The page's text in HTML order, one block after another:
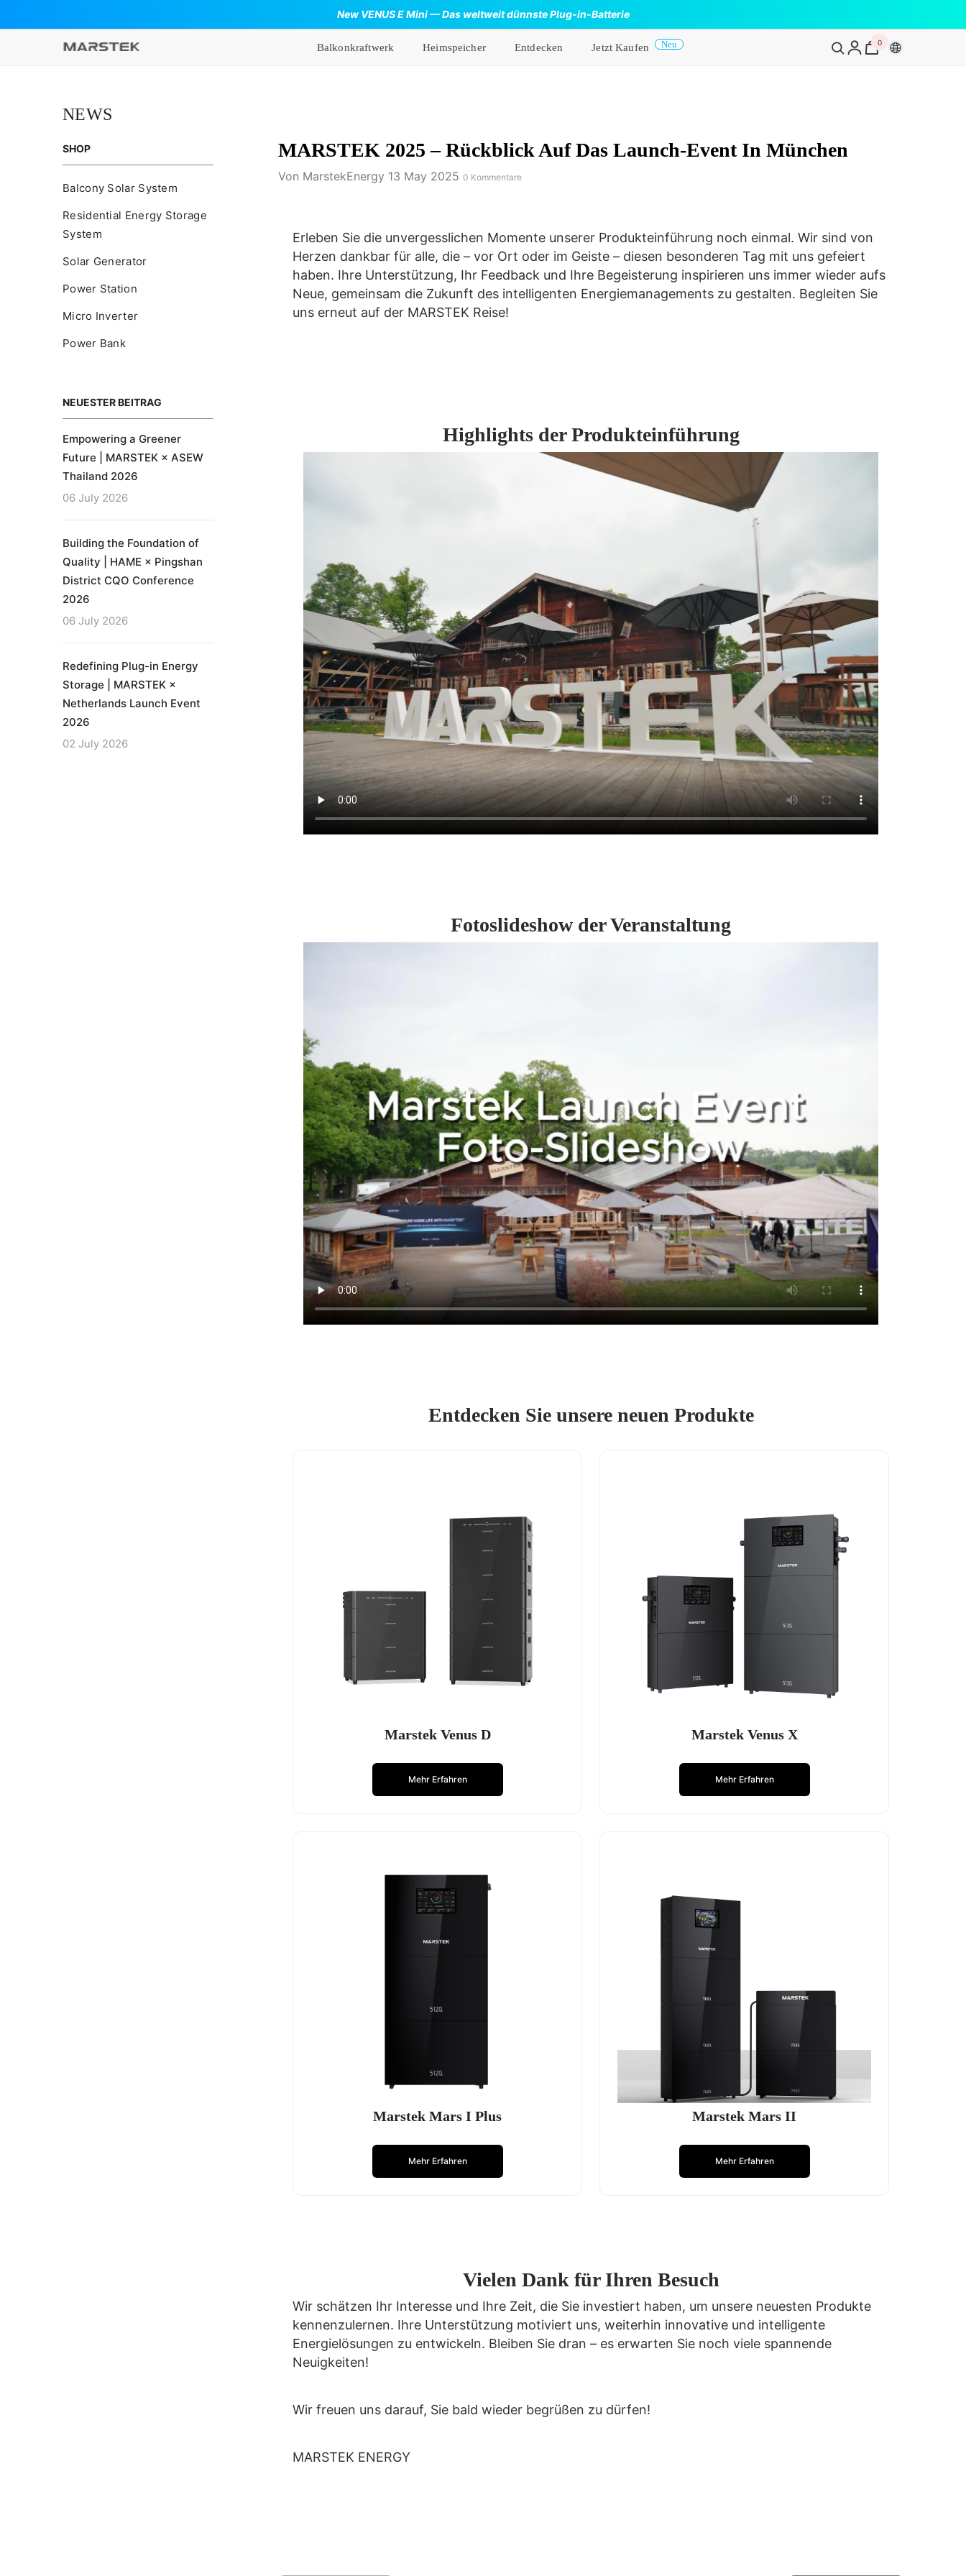
New VENUS E Mini — Das weltweit dünnste Plug-in-Batterie
Balkonkraftwerk Heimspeicher Entdecken Jetzt Kaufen Neu 00
NEWS
SHOP
Balcony Solar System
Residential Energy Storage
System
Solar Generator
Power Station
Micro Inverter
Power Bank
NEUESTER BEITRAG
Empowering a Greener
Future | MARSTEK × ASEW
Thailand 2026
06 July 2026
Building the Foundation of
Quality | HAME × Pingshan
District CQO Conference
2026
06 July 2026
Redefining Plug-in Energy
Storage | MARSTEK ×
Netherlands Launch Event
2026
02 July 2026
MARSTEK 2025 – Rückblick Auf Das Launch-Event In München
Von MarstekEnergy 13 May 2025 0 Kommentare
Erleben Sie die unvergesslichen Momente unserer Produkteinführung noch einmal. Wir sind von
Herzen dankbar für alle, die – vor Ort oder im Geiste – diesen besonderen Tag mit uns gefeiert
haben. Ihre Unterstützung, Ihr Feedback und Ihre Begeisterung inspirieren uns immer wieder aufs
Neue, gemeinsam die Zukunft des intelligenten Energiemanagements zu gestalten. Begleiten Sie
uns erneut auf der MARSTEK Reise!
Highlights der Produkteinführung
Fotoslideshow der Veranstaltung
Entdecken Sie unsere neuen Produkte
Marstek Venus D
Mehr Erfahren
Marstek Venus X
Mehr Erfahren
Marstek Mars I Plus
Mehr Erfahren
Marstek Mars II
Mehr Erfahren
Vielen Dank für Ihren Besuch
Wir schätzen Ihr Interesse und Ihre Zeit, die Sie investiert haben, um unsere neuesten Produkte
kennenzulernen. Ihre Unterstützung motiviert uns, weiterhin innovative und intelligente
Energielösungen zu entwickeln. Bleiben Sie dran – es erwarten Sie noch viele spannende
Neuigkeiten!
Wir freuen uns darauf, Sie bald wieder begrüßen zu dürfen!
MARSTEK ENERGY